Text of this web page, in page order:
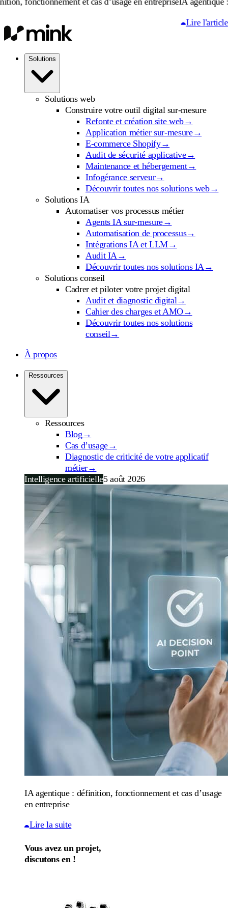
Solutions
Solutions web
Construire votre outil digital sur-mesure
Refonte et création site web→
Application métier sur-mesure→
E-commerce Shopify→
Audit de sécurité applicative→
Maintenance et hébergement→
Infogérance serveur→
Découvrir toutes nos solutions web→
Solutions IA
Automatiser vos processus métier
Agents IA sur-mesure→
Automatisation de processus→
Intégrations IA et LLM→
Audit IA→
Découvrir toutes nos solutions IA→
Solutions conseil
Cadrer et piloter votre projet digital
Audit et diagnostic digital→
Cahier des charges et AMO→
Découvrir toutes nos solutions
conseil→
À propos
Ressources
Ressources
Blog →
Cas d’usage→
Diagnostic de criticité de votre applicatif
métier→
Intelligence artificielle5 août 2026
IA agentique : définition, fonctionnement et cas d’usage
en entreprise
Lire la suite
Vous avez un projet,
discutons en !